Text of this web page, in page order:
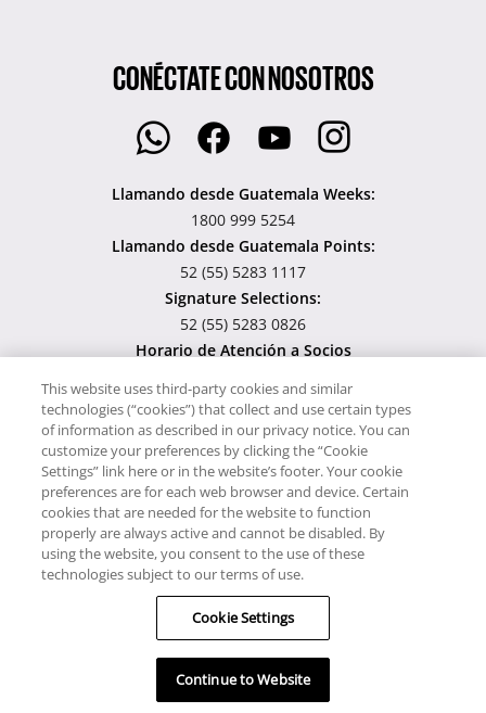
CONÉCTATE CON NOSOTROS
Llamando desde Guatemala Weeks:
1800 999 5254
Llamando desde Guatemala Points:
52 (55) 5283 1117
Signature Selections:
52 (55) 5283 0826
Horario de Atención a Socios
Usamos cookies para poder darte una mejor experiencia al
visitar nuestro sitio, al continuar utilizándolo estás dando
consentimiento a nuestro uso de éstas. Para saber más sobre
cómo utilizamos las cookies y cómo manejarlas visita nuestro
Aviso de Privacidad.
Todo el material publicado en esta página es propiedad de RCI
LATINOAMERICA S.A. Todos los derechos reservados. Sitio Web
propiedad controlada y operada por RCI, LLC.
This website uses third-party cookies and similar
technologies (“cookies”) that collect and use certain types
of information as described in our privacy notice. You can
customize your preferences by clicking the “Cookie
Settings” link here or in the website’s footer. Your cookie
preferences are for each web browser and device. Certain
cookies that are needed for the website to function
properly are always active and cannot be disabled. By
using the website, you consent to the use of these
technologies subject to our terms of use.
Cookie Settings
Continue to Website